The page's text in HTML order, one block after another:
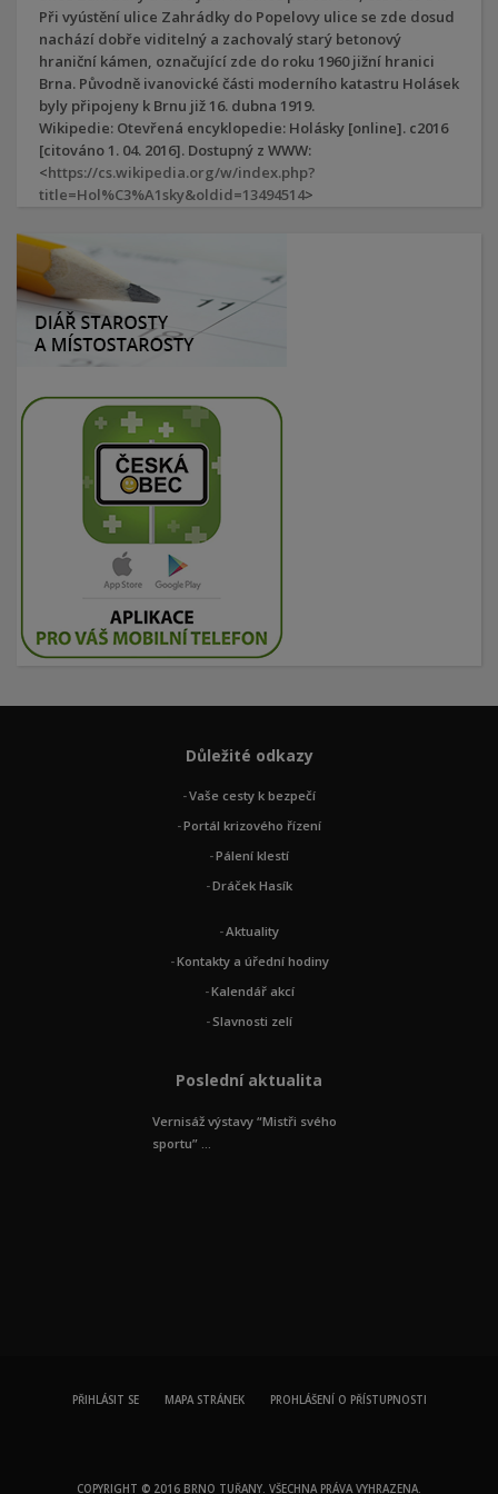
Při vyústění ulice Zahrádky do Popelovy ulice se zde dosud
nachází dobře viditelný a zachovalý starý betonový
hraniční kámen, označující zde do roku 1960 jižní hranici
Brna. Původně ivanovické části moderního katastru Holásek
byly připojeny k Brnu již 16. dubna 1919.
Wikipedie: Otevřená encyklopedie: Holásky [online]. c2016
[citováno 1. 04. 2016]. Dostupný z WWW:
<https://cs.wikipedia.org/w/index.php?
title=Hol%C3%A1sky&oldid=13494514>
Důležité odkazy
Vaše cesty k bezpečí
Portál krizového řízení
Pálení klestí
Dráček Hasík
Aktuality
Kontakty a úřední hodiny
Kalendář akcí
Slavnosti zelí
Poslední aktualita
Vernisáž výstavy “Mistři svého
sportu” ...
PŘIHLÁSIT SE MAPA STRÁNEK PROHLÁŠENÍ O PŘÍSTUPNOSTI
COPYRIGHT © 2016 BRNO TUŘANY. VŠECHNA PRÁVA VYHRAZENA.